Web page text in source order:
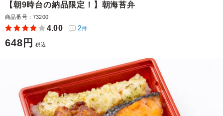
【朝9時台の納品限定！】朝海苔弁
商品番号：73200
4.00 2件
648円 税込